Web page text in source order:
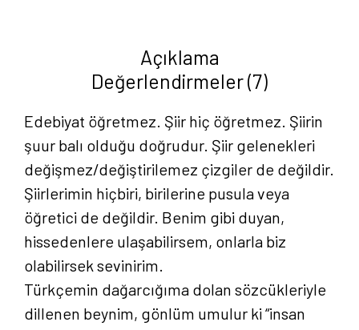
Esat
Güler
adet
Açıklama
Değerlendirmeler (7)
Edebiyat öğretmez. Şiir hiç öğretmez. Şiirin
şuur balı olduğu doğrudur. Şiir gelenekleri
değişmez/değiştirilemez çizgiler de değildir.
Şiirlerimin hiçbiri, birilerine pusula veya
öğretici de değildir. Benim gibi duyan,
hissedenlere ulaşabilirsem, onlarla biz
olabilirsek sevinirim.
Türkçemin dağarcığıma dolan sözcükleriyle
dillenen beynim, gönlüm umulur ki “insan